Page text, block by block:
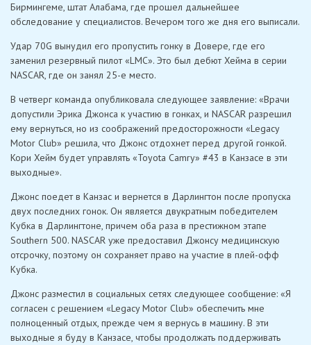
Бирмингеме, штат Алабама, где прошел дальнейшее
обследование у специалистов. Вечером того же дня его выписали.
Удар 70G вынудил его пропустить гонку в Довере, где его
заменил резервный пилот «LMC». Это был дебют Хейма в серии
NASCAR, где он занял 25-е место.
В четверг команда опубликовала следующее заявление: «Врачи
допустили Эрика Джонса к участию в гонках, и NASCAR разрешил
ему вернуться, но из соображений предосторожности «Legacy
Motor Club» решила, что Джонс отдохнет перед другой гонкой.
Кори Хейм будет управлять «Toyota Camry» #43 в Канзасе в эти
выходные».
Джонс поедет в Канзас и вернется в Дарлингтон после пропуска
двух последних гонок. Он является двукратным победителем
Кубка в Дарлингтоне, причем оба раза в престижном этапе
Southern 500. NASCAR уже предоставил Джонсу медицинскую
отсрочку, поэтому он сохраняет право на участие в плей-офф
Кубка.
Джонс разместил в социальных сетях следующее сообщение: «Я
согласен с решением «Legacy Motor Club» обеспечить мне
полноценный отдых, прежде чем я вернусь в машину. В эти
выходные я буду в Канзасе, чтобы продолжать поддерживать